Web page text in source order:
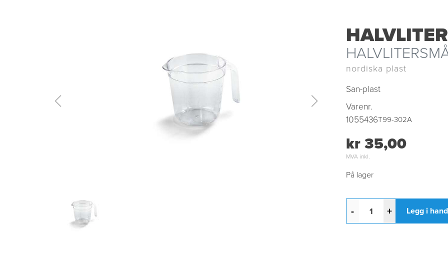
nordiska plast
San-plast
Varenr.
1055436T99-302A
kr 35,00
MVA inkl.
På lager
- + Legg i